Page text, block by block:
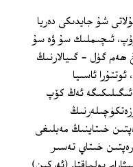
شۇ جايدىكى دەريا
ئىچىملىك سۇ ۋە سۇ
ھەم گۈل - گىيالارنىڭ
ئاسىيا
ئىگىلىكىگە ئەڭ كۆپ
خىتاينىڭ مەبلىغى
خىتاي تەسىر